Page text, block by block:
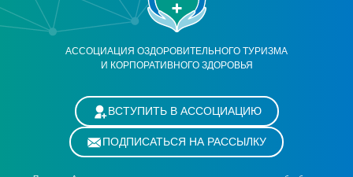
АССОЦИАЦИЯ ОЗДОРОВИТЕЛЬНОГО ТУРИЗМА
И КОРПОРАТИВНОГО ЗДОРОВЬЯ
ВСТУПИТЬ В АССОЦИАЦИЮ
ПОДПИСАТЬСЯ НА РАССЫЛКУ